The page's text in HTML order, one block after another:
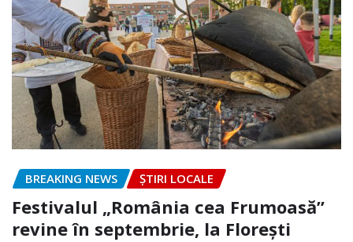
BREAKING NEWS ȘTIRI LOCALE
Festivalul „România cea Frumoasă”
revine în septembrie, la Florești